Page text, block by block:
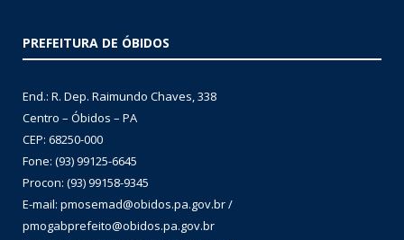
PREFEITURA DE ÓBIDOS
End.: R. Dep. Raimundo Chaves, 338
Centro – Óbidos – PA
CEP: 68250-000
Fone: (93) 99125-6645
Procon: (93) 99158-9345
E-mail: pmosemad@obidos.pa.gov.br /
pmogabprefeito@obidos.pa.gov.br